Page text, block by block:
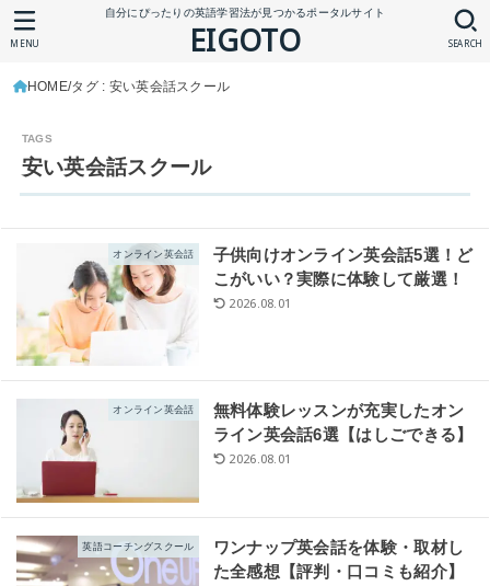
自分にぴったりの英語学習法が見つかるポータルサイト
EIGOTO SEARCH
MENU
HOME タグ : 安い英会話スクール
安い英会話スクール
オンライン英会話
子供向けオンライン英会話5選！ど
こがいい？実際に体験して厳選！
2026.08.01
オンライン英会話
無料体験レッスンが充実したオン
ライン英会話6選【はしごできる】
2026.08.01
英語コーチングスクール
ワンナップ英会話を体験・取材し
た全感想【評判・口コミも紹介】